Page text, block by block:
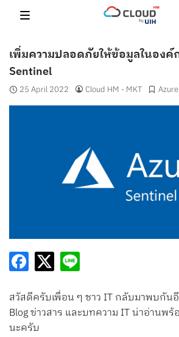
for:
เพิ่มความปลอดภัยให้ข้อมูลในองค์
Sentinel
25 April 2022 Cloud HM - MKT Azure
สวัสดีครับเพื่อน ๆ ชาว IT กลับมาพบกัน
Blog ข่าวสาร และบทความ IT น่าอ่านพ
นะครับ